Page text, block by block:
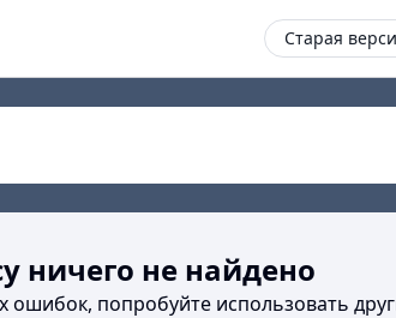
Старая
ничего не найдено
попробуйте использовать